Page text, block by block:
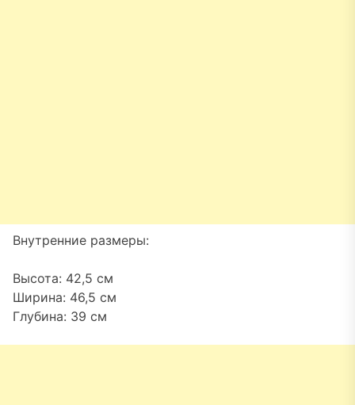
Внутренние размеры:
Высота: 42,5 см
Ширина: 46,5 см
Глубина: 39 см